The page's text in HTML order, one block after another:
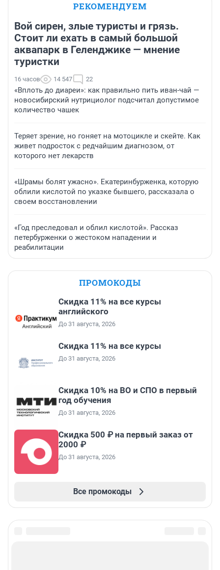
РЕКОМЕНДУЕМ
Вой сирен, злые туристы и грязь.
Стоит ли ехать в самый большой
аквапарк в Геленджике — мнение
туристки
16 часов 14 547 22
«Вплоть до диареи»: как правильно пить иван-чай —
новосибирский нутрициолог подсчитал допустимое
количество чашек
Теряет зрение, но гоняет на мотоцикле и скейте. Как
живет подросток с редчайшим диагнозом, от
которого нет лекарств
«Шрамы болят ужасно». Екатеринбурженка, которую
облили кислотой по указке бывшего, рассказала о
своем восстановлении
«Год преследовал и облил кислотой». Рассказ
петербурженки о жестоком нападении и
реабилитации
ПРОМОКОДЫ
Скидка 11% на все курсы
английского
До 31 августа, 2026
Скидка 11% на все курсы
До 31 августа, 2026
Скидка 10% на ВО и СПО в первый
год обучения
До 31 августа, 2026
Скидка 500 ₽ на первый заказ от
2000 ₽
До 31 августа, 2026
Все промокоды